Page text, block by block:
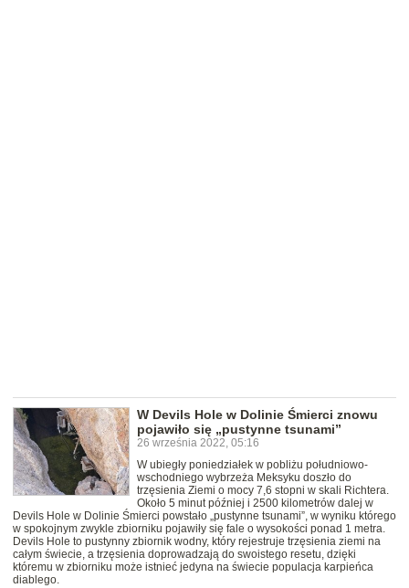
W Devils Hole w Dolinie Śmierci znowu
pojawiło się „pustynne tsunami”
26 września 2022, 05:16
W ubiegły poniedziałek w pobliżu południowo-
wschodniego wybrzeża Meksyku doszło do
trzęsienia Ziemi o mocy 7,6 stopni w skali Richtera.
Około 5 minut później i 2500 kilometrów dalej w
Devils Hole w Dolinie Śmierci powstało „pustynne tsunami”, w wyniku którego
w spokojnym zwykle zbiorniku pojawiły się fale o wysokości ponad 1 metra.
Devils Hole to pustynny zbiornik wodny, który rejestruje trzęsienia ziemi na
całym świecie, a trzęsienia doprowadzają do swoistego resetu, dzięki
któremu w zbiorniku może istnieć jedyna na świecie populacja karpieńca
diablego.